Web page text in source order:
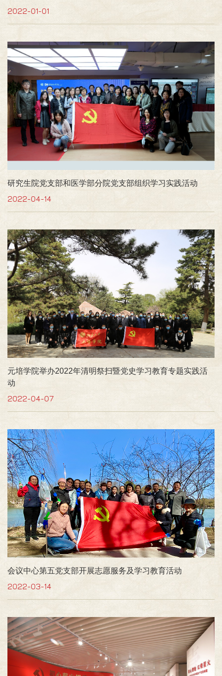
2022-01-01
研究生院党支部和医学部分院党支部组织学习实践活动
2022-04-14
元培学院举办2022年清明祭扫暨党史学习教育专题实践活
动
2022-04-07
会议中心第五党支部开展志愿服务及学习教育活动
2022-03-14